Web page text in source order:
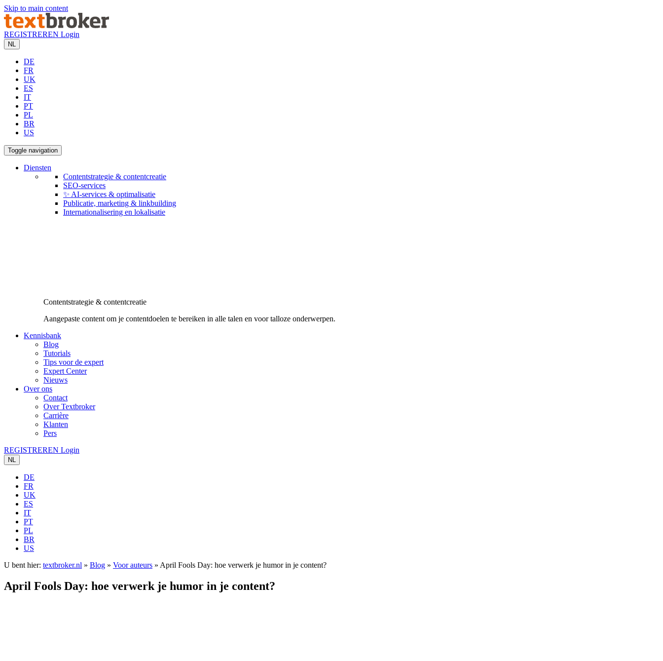
Skip to main content
REGISTREREN Login
NL
DE
FR
UK
ES
IT
PT
PL
BR
US
Toggle navigation
Diensten
Contentstrategie & contentcreatie
SEO-services
✨ AI-services & optimalisatie
Publicatie, marketing & linkbuilding
Internationalisering en lokalisatie
Contentstrategie & contentcreatie
Aangepaste content om je contentdoelen te bereiken in alle talen en voor talloze onderwerpen.
Kennisbank
Blog
Tutorials
Tips voor de expert
Expert Center
Nieuws
Over ons
Contact
Over Textbroker
Carrière
Klanten
Pers
REGISTREREN Login
NL
DE
FR
UK
ES
IT
PT
PL
BR
US
U bent hier: textbroker.nl » Blog » Voor auteurs » April Fools Day: hoe verwerk je humor in je content?
April Fools Day: hoe verwerk je humor in je content?